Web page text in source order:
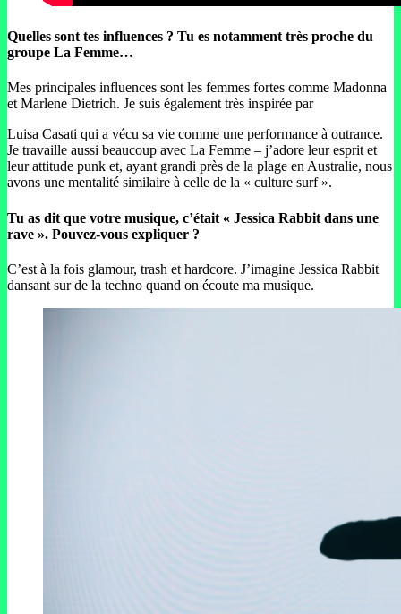
Quelles sont tes influences ? Tu es notamment très proche du
groupe La Femme…
Mes principales influences sont les femmes fortes comme Madonna
et Marlene Dietrich. Je suis également très inspirée par
Luisa Casati qui a vécu sa vie comme une performance à outrance.
Je travaille aussi beaucoup avec La Femme – j’adore leur esprit et
leur attitude punk et, ayant grandi près de la plage en Australie, nous
avons une mentalité similaire à celle de la « culture surf ».
Tu as dit que votre musique, c’était « Jessica Rabbit dans une
rave ». Pouvez-vous expliquer ?
C’est à la fois glamour, trash et hardcore. J’imagine Jessica Rabbit
dansant sur de la techno quand on écoute ma musique.